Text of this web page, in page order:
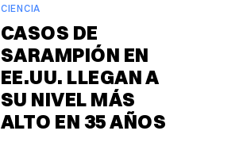
CIENCIA
CASOS DE
SARAMPIÓN EN
EE.UU. LLEGAN A
SU NIVEL MÁS
ALTO EN 35 AÑOS